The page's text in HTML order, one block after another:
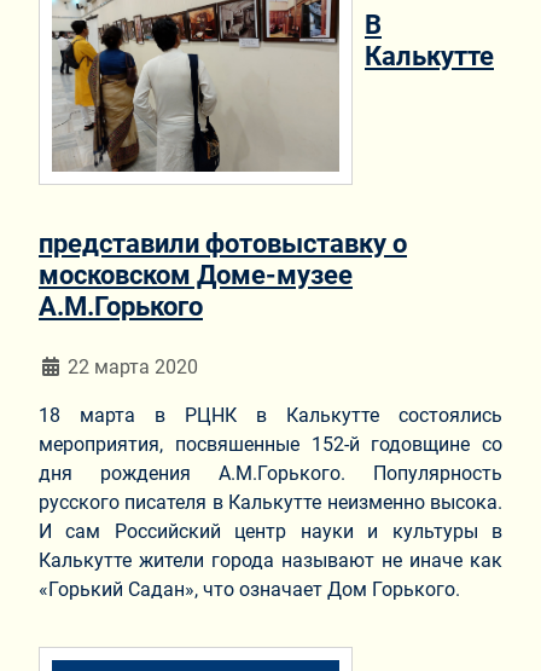
В
Калькутте
представили фотовыставку о
московском Доме-музее
А.М.Горького
Информация о материале
22 марта 2020
18 марта в РЦНК в Калькутте состоялись
мероприятия, посвяшенные 152-й годовщине со
дня рождения А.М.Горького. Популярность
русского писателя в Калькутте неизменно высока.
И сам Российский центр науки и культуры в
Калькутте жители города называют не иначе как
«Горький Садан», что означает Дом Горького.